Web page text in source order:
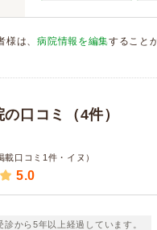
様は、病院情報を編集すること
口コミ（4件）
載口コミ1件・イヌ）
5.0
診から5年以上経過しています。